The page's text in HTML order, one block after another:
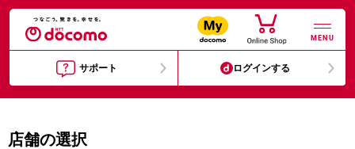
MENU
サポート ログインする
店舗の選択